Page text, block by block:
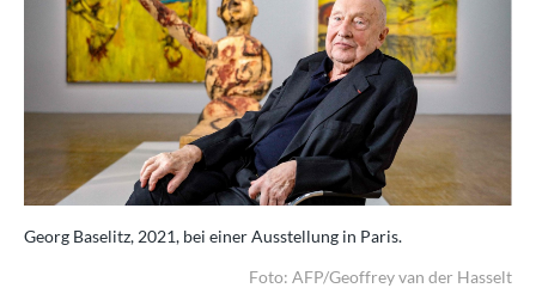
Georg Baselitz, 2021, bei einer Ausstellung in Paris.
Foto: AFP/Geoffrey van der Hasselt